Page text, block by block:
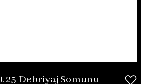
25 Debriyaj Somunu